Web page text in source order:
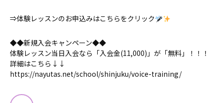
⇒体験レッスンのお申込みはこちらをクリック
◆◆新規入会キャンペーン◆◆
体験レッスン当日入会なら「入会金(11,000)」が「無料」！！！
詳細はこちら↓↓
https://nayutas.net/school/shinjuku/voice-training/